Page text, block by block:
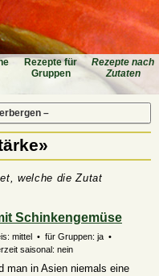
Rezepte für
Gruppen
Rezepte nach
Zutaten
–
welche die Zutat
Schinkengemüse
mittel • für Gruppen: ja •
saisonal: nein
man in Asien niemals eine